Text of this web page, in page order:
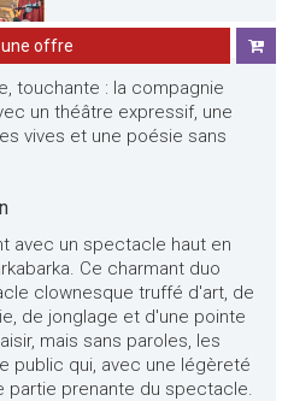
une offre
touchante : la compagnie
un théâtre expressif, une
vives et une poésie sans
avec un spectacle haut en
Ce charmant duo
clownesque truffé d'art, de
de jonglage et d'une pointe
mais sans paroles, les
public qui, avec une légèreté
partie prenante du spectacle.